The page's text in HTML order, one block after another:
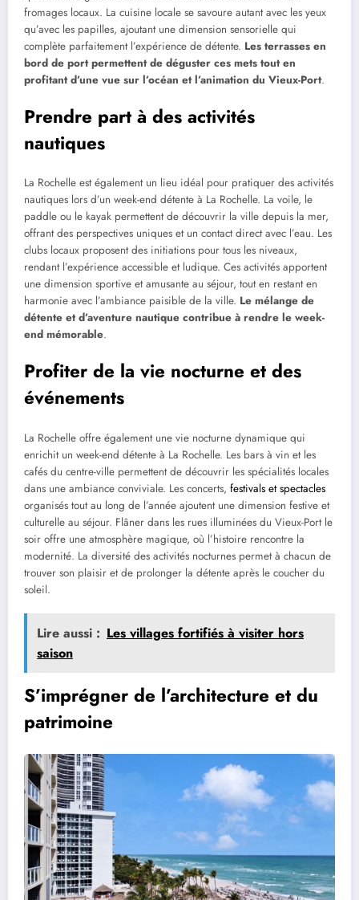
fromages locaux. La cuisine locale se savoure autant avec les yeux
qu’avec les papilles, ajoutant une dimension sensorielle qui
complète parfaitement l’expérience de détente. Les terrasses en
bord de port permettent de déguster ces mets tout en
profitant d’une vue sur l’océan et l’animation du Vieux-Port.
Prendre part à des activités
nautiques
La Rochelle est également un lieu idéal pour pratiquer des activités
nautiques lors d’un week-end détente à La Rochelle. La voile, le
paddle ou le kayak permettent de découvrir la ville depuis la mer,
offrant des perspectives uniques et un contact direct avec l’eau. Les
clubs locaux proposent des initiations pour tous les niveaux,
rendant l’expérience accessible et ludique. Ces activités apportent
une dimension sportive et amusante au séjour, tout en restant en
harmonie avec l’ambiance paisible de la ville. Le mélange de
détente et d’aventure nautique contribue à rendre le week-
end mémorable.
Profiter de la vie nocturne et des
événements
La Rochelle offre également une vie nocturne dynamique qui
enrichit un week-end détente à La Rochelle. Les bars à vin et les
cafés du centre-ville permettent de découvrir les spécialités locales
dans une ambiance conviviale. Les concerts, festivals et spectacles
organisés tout au long de l’année ajoutent une dimension festive et
culturelle au séjour. Flâner dans les rues illuminées du Vieux-Port le
soir offre une atmosphère magique, où l’histoire rencontre la
modernité. La diversité des activités nocturnes permet à chacun de
trouver son plaisir et de prolonger la détente après le coucher du
soleil.
Lire aussi : Les villages fortifiés à visiter hors
saison
S’imprégner de l’architecture et du
patrimoine